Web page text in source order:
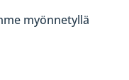
myönnetyllä